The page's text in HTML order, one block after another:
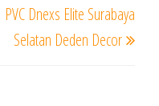
PVC Dnexs Elite Surabaya
Selatan Deden Decor